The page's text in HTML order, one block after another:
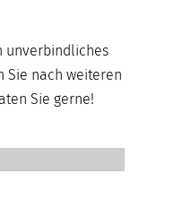
unverbindliches
Sie nach weiteren
Sie gerne!